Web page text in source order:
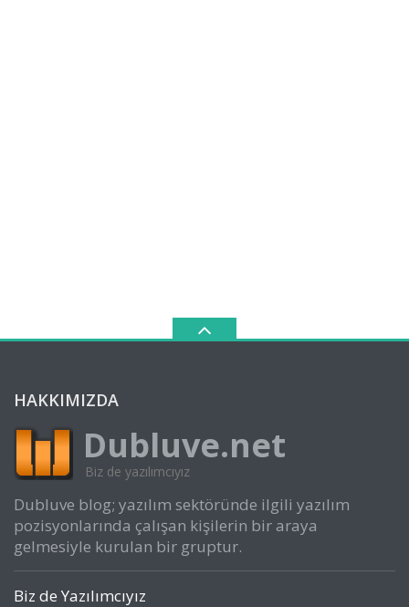
HAKKIMIZDA
Dubluve.net
Biz de yazılımcıyız
Dubluve blog; yazılım sektöründe ilgili yazılım
pozisyonlarında çalışan kişilerin bir araya
gelmesiyle kurulan bir gruptur.
Biz de Yazılımcıyız